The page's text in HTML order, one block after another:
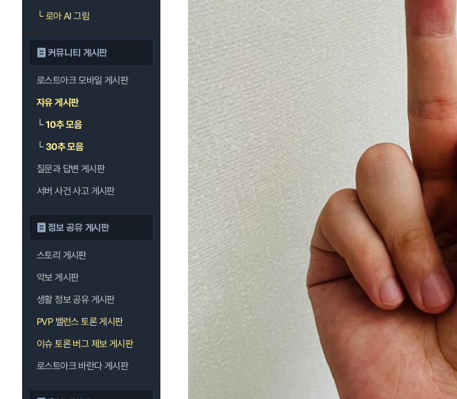
└로아 AI 그림
커뮤니티 게시판
로스트아크 모바일 게시판
자유 게시판
└10추 모음
└30추 모음
질문과 답변 게시판
서버 사건 사고 게시판
정보 공유 게시판
스토리 게시판
악보 게시판
생활 정보 공유 게시판
PVP 밸런스 토론 게시판
이슈 토론 버그 제보 게시판
로스트아크 바란다 게시판